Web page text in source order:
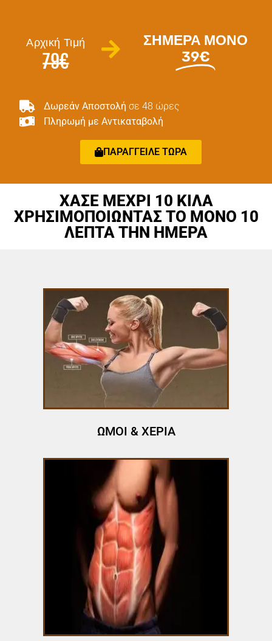
Αρχική Τιμή
79€
ΣΗΜΕΡΑ ΜΟΝΟ
39€
Δωρεάν Αποστολή σε 48 ώρες
Πληρωμή με Αντικαταβολή
ΠΑΡΑΓΓΕΙΛΕ ΤΩΡΑ
ΧΑΣΕ ΜΕΧΡΙ 10 ΚΙΛΑ
ΧΡΗΣΙΜΟΠΟΙΩΝΤΑΣ ΤΟ ΜΟΝΟ 10
ΛΕΠΤΑ ΤΗΝ ΗΜΕΡΑ
ΩΜΟΙ & ΧΕΡΙΑ